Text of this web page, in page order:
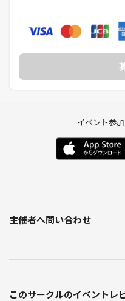
（イラストレーター 30代女性
・参加したらフリーメイソン
【参加者の職種】
WEB制作/デザイナー/主婦/エ
事務/大工/現場監督/公務員/生
秘書/恋愛専門学校/飲食店/コ
https://tabelog.com/tokyo/
イベント参
主催者へ問い合わせ
このサークルのイベントレ